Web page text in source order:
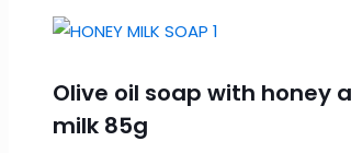
Κρέμα Προσώπου HONEY-OLIVE
Olive oil soap with honey
milk 85g